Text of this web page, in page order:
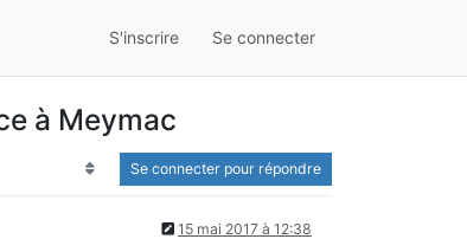
S'inscrire Se connecter
à Meymac
Se connecter pour répondre
15 mai 2017 à 12:38